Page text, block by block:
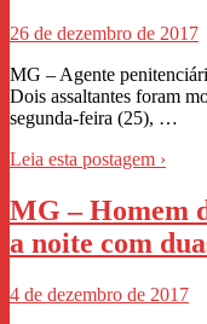
26 de dezembro de 2017
MG – Agente
Dois assaltantes foram
segunda-feira (25), …
Leia esta postagem ›
MG – Homem
a noite com
4 de dezembro de 2017